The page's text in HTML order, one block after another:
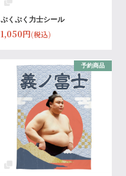
ぷくぷく力士シール
1,050円(税込)
予約商品